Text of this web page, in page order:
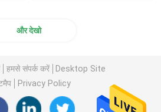
और देखो
हमसे संपर्क करें
Desktop Site
Privacy Policy